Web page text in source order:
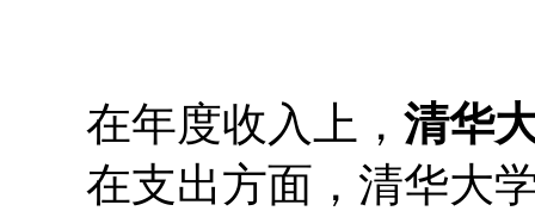
在年度收入上， 清华
在支出方面，清华大